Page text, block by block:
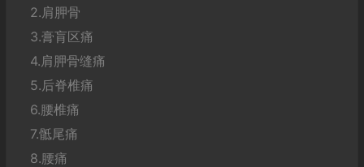
2.肩胛骨
3.膏肓区痛
4.肩胛骨缝痛
5.后脊椎痛
6.腰椎痛
7.骶尾痛
8.腰痛